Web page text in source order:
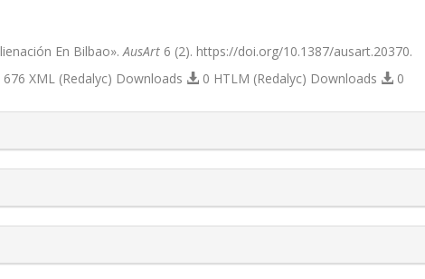
En Bilbao». AusArt 6 (2). https://doi.org/10.1387/ausart.20370.
676 XML (Redalyc) Downloads 0 HTLM (Redalyc) Downloads 0